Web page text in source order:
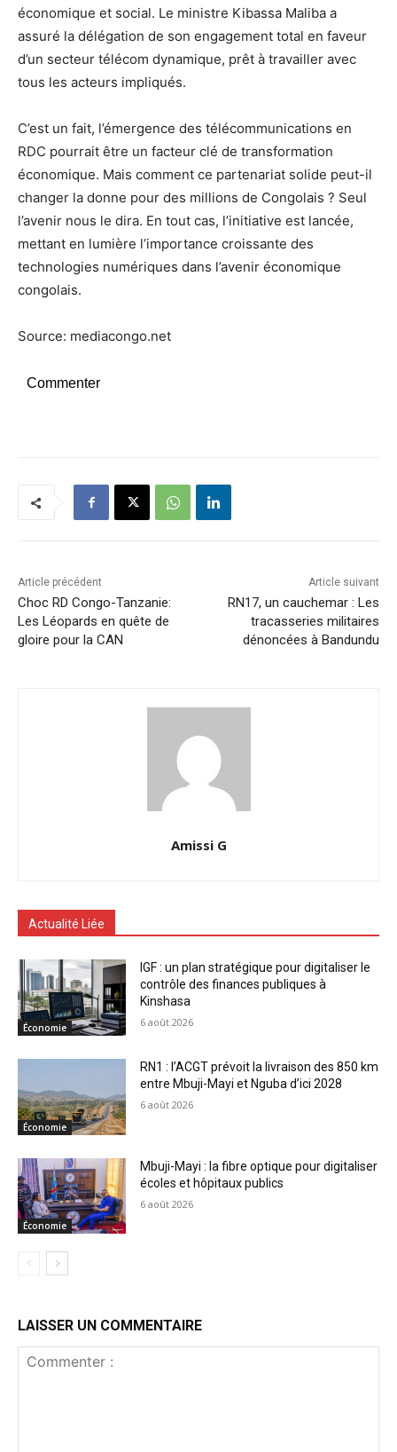
économique et social. Le ministre Kibassa Maliba a
assuré la délégation de son engagement total en faveur
d’un secteur télécom dynamique, prêt à travailler avec
tous les acteurs impliqués.
C’est un fait, l’émergence des télécommunications en
RDC pourrait être un facteur clé de transformation
économique. Mais comment ce partenariat solide peut-il
changer la donne pour des millions de Congolais ? Seul
l’avenir nous le dira. En tout cas, l’initiative est lancée,
mettant en lumière l’importance croissante des
technologies numériques dans l’avenir économique
congolais.
Source: mediacongo.net
Commenter
Article précédent
Choc RD Congo-Tanzanie:
Les Léopards en quête de
gloire pour la CAN
Article suivant
RN17, un cauchemar : Les
tracasseries militaires
dénoncées à Bandundu
Amissi G
Actualité Liée
Économie
IGF : un plan stratégique pour digitaliser le
contrôle des finances publiques à
Kinshasa
6 août 2026
Économie
RN1 : l’ACGT prévoit la livraison des 850 km
entre Mbuji-Mayi et Nguba d’ici 2028
6 août 2026
Économie
Mbuji-Mayi : la fibre optique pour digitaliser
écoles et hôpitaux publics
6 août 2026
LAISSER UN COMMENTAIRE